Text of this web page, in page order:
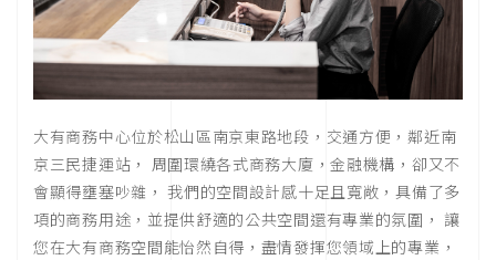
大有商務中心位於松山區南京東路地段，交通方便，鄰近南
京三民捷運站， 周圍環繞各式商務大廈，金融機構，卻又不
會顯得壅塞吵雜， 我們的空間設計感十足且寬敞，具備了多
項的商務用途，並提供舒適的公共空間還有專業的氛圍， 讓
您在大有商務空間能怡然自得，盡情發揮您領域上的專業，